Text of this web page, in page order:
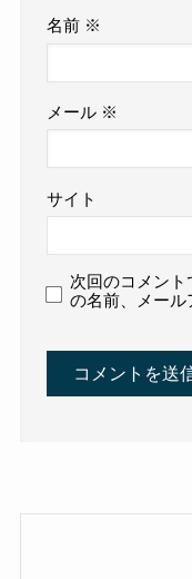
名前 ※
メール ※
サイト
次回のコメン
の名前、メール